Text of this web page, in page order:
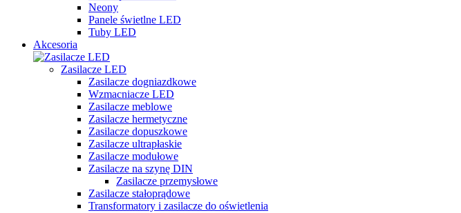
Neony
Panele świetlne LED
Tuby LED
Akcesoria
Zasilacze LED
Zasilacze dogniazdkowe
Wzmacniacze LED
Zasilacze meblowe
Zasilacze hermetyczne
Zasilacze dopuszkowe
Zasilacze ultrapłaskie
Zasilacze modułowe
Zasilacze na szynę DIN
Zasilacze przemysłowe
Zasilacze stałoprądowe
Transformatory i zasilacze do oświetlenia